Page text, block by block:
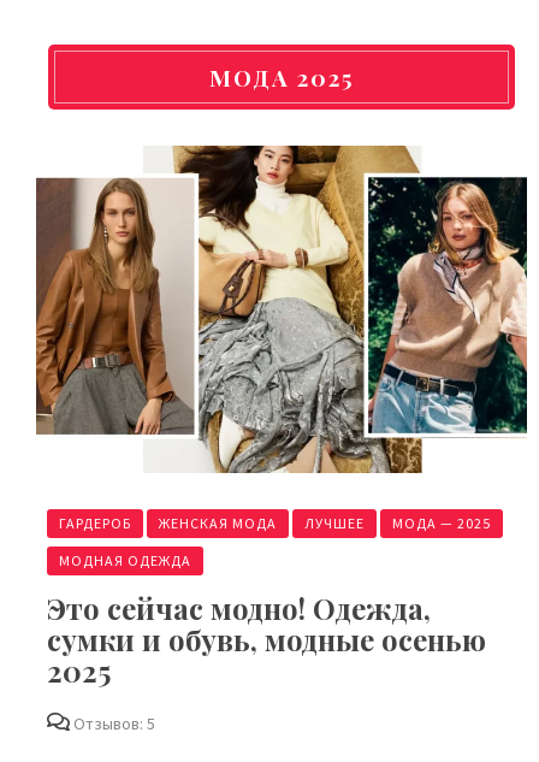
МОДА 2025
ГАРДЕРОБ ЖЕНСКАЯ МОДА ЛУЧШЕЕ МОДА — 2025
МОДНАЯ ОДЕЖДА
Это сейчас модно! Одежда,
сумки и обувь, модные осенью
2025
Отзывов: 5